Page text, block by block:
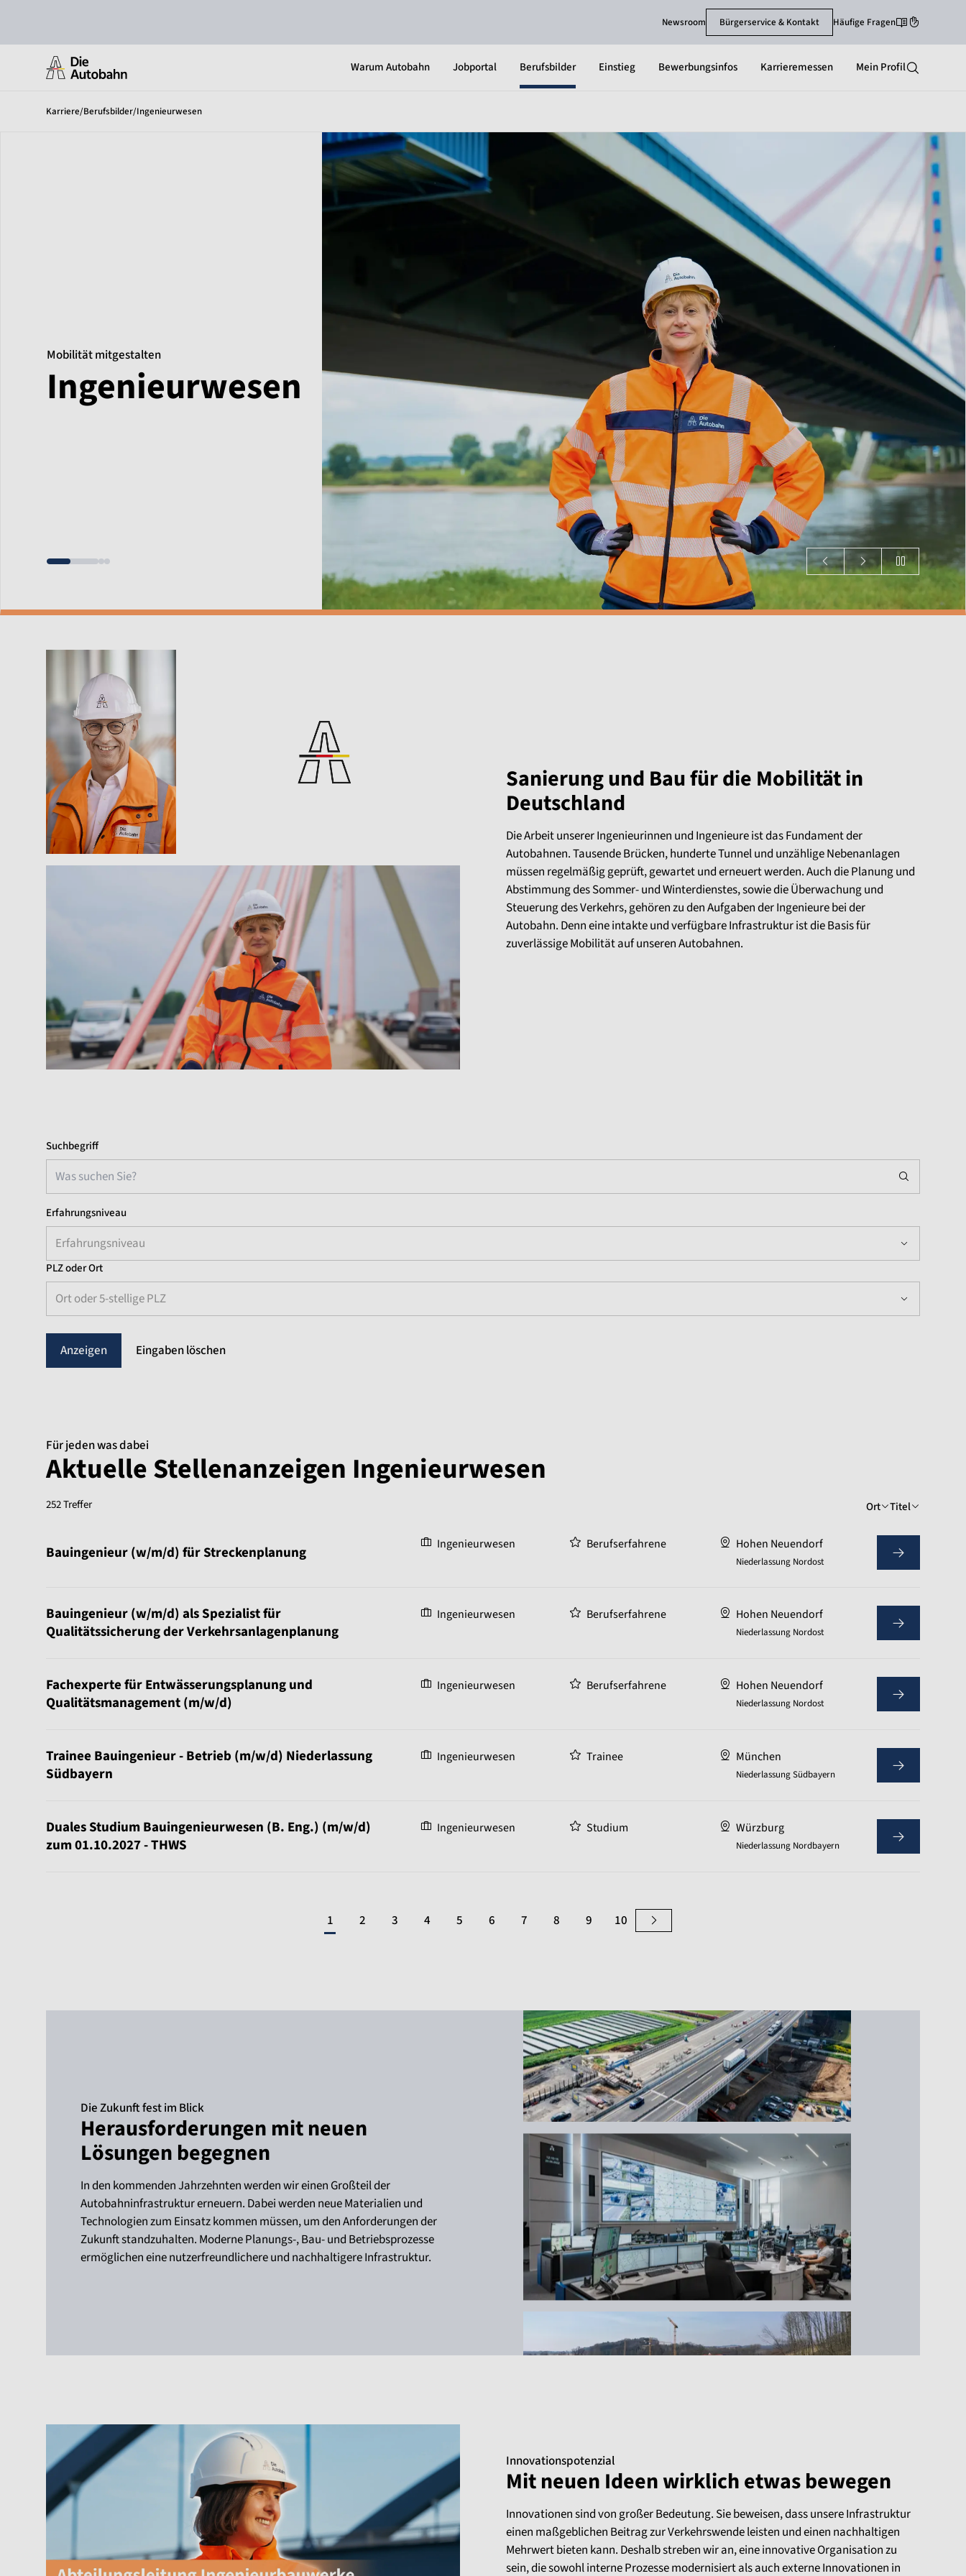
Newsroom Bürgerservice & Kontakt Häufige FragenLeichte-Sprache
Warum Autobahn Jobportal Berufsbilder Einstieg Bewerbungsinfos Karrieremessen Mein Profil
Karriere/Berufsbilder/Ingenieurwesen
Mobilität mitgestalten
Ingenieurwesen
Sanierung und Bau für die Mobilität in
Deutschland
Die Arbeit unserer Ingenieurinnen und Ingenieure ist das Fundament der
Autobahnen. Tausende Brücken, hunderte Tunnel und unzählige Nebenanlagen
müssen regelmäßig geprüft, gewartet und erneuert werden. Auch die Planung und
Abstimmung des Sommer- und Winterdienstes, sowie die Überwachung und
Steuerung des Verkehrs, gehören zu den Aufgaben der Ingenieure bei der
Autobahn. Denn eine intakte und verfügbare Infrastruktur ist die Basis für
zuverlässige Mobilität auf unseren Autobahnen.
Suchbegriff
Erfahrungsniveau
Erfahrungsniveau
PLZ oder Ort
Ort oder 5-stellige PLZ
Eingaben löschen
Für jeden was dabei
Aktuelle Stellenanzeigen Ingenieurwesen
252 Treffer Ort Titel
Bauingenieur (w/m/d) für Streckenplanung Ingenieurwesen Berufserfahrene Hohen Neuendorf
Niederlassung Nordost
Bauingenieur (w/m/d) als Spezialist für
Qualitätssicherung der Verkehrsanlagenplanung
Ingenieurwesen Berufserfahrene Hohen Neuendorf
Niederlassung Nordost
Fachexperte für Entwässerungsplanung und
Qualitätsmanagement (m/w/d)
Ingenieurwesen Berufserfahrene Hohen Neuendorf
Niederlassung Nordost
Trainee Bauingenieur - Betrieb (m/w/d) Niederlassung
Südbayern
Ingenieurwesen Trainee München
Niederlassung Südbayern
Duales Studium Bauingenieurwesen (B. Eng.) (m/w/d)
zum 01.10.2027 - THWS
Ingenieurwesen Studium Würzburg
Niederlassung Nordbayern
1 2 3 4 5 6 7 8 9 10
Die Zukunft fest im Blick
Herausforderungen mit neuen
Lösungen begegnen
In den kommenden Jahrzehnten werden wir einen Großteil der
Autobahninfrastruktur erneuern. Dabei werden neue Materialien und
Technologien zum Einsatz kommen müssen, um den Anforderungen der
Zukunft standzuhalten. Moderne Planungs-, Bau- und Betriebsprozesse
ermöglichen eine nutzerfreundlichere und nachhaltigere Infrastruktur.
Innovationspotenzial
Mit neuen Ideen wirklich etwas bewegen
Innovationen sind von großer Bedeutung. Sie beweisen, dass unsere Infrastruktur
einen maßgeblichen Beitrag zur Verkehrswende leisten und einen nachhaltigen
Mehrwert bieten kann. Deshalb streben wir an, eine innovative Organisation zu
sein, die sowohl interne Prozesse modernisiert als auch externe Innovationen in